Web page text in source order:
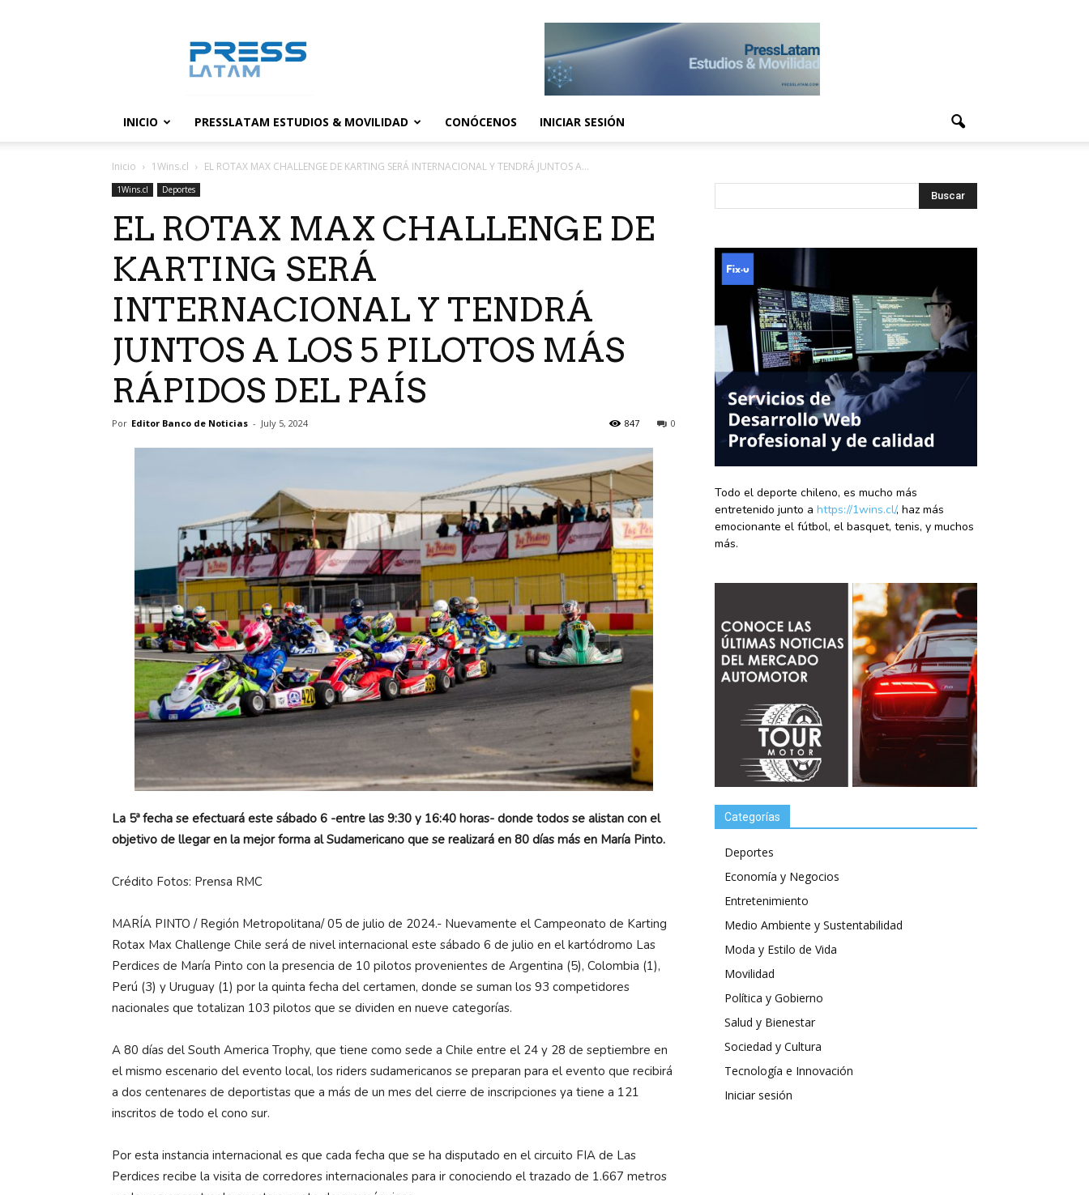
noticias
INICIO PRESSLATAM ESTUDIOS & MOVILIDAD CONÓCENOS INICIAR SESIÓN
Inicio 1Wins.cl EL ROTAX MAX CHALLENGE DE KARTING SERÁ INTERNACIONAL Y TENDRÁ JUNTOS A...
1Wins.cl Deportes
EL ROTAX MAX CHALLENGE DE
KARTING SERÁ
INTERNACIONAL Y TENDRÁ
JUNTOS A LOS 5 PILOTOS MÁS
RÁPIDOS DEL PAÍS
Por Editor Banco de Noticias - July 5, 2024 0
847
La 5ª fecha se efectuará este sábado 6 -entre las 9:30 y 16:40 horas- donde todos se alistan con el
objetivo de llegar en la mejor forma al Sudamericano que se realizará en 80 días más en María Pinto.
Crédito Fotos: Prensa RMC
MARÍA PINTO / Región Metropolitana/ 05 de julio de 2024.- Nuevamente el Campeonato de Karting
Rotax Max Challenge Chile será de nivel internacional este sábado 6 de julio en el kartódromo Las
Perdices de María Pinto con la presencia de 10 pilotos provenientes de Argentina (5), Colombia (1),
Perú (3) y Uruguay (1) por la quinta fecha del certamen, donde se suman los 93 competidores
nacionales que totalizan 103 pilotos que se dividen en nueve categorías.
A 80 días del South America Trophy, que tiene como sede a Chile entre el 24 y 28 de septiembre en
el mismo escenario del evento local, los riders sudamericanos se preparan para el evento que recibirá
a dos centenares de deportistas que a más de un mes del cierre de inscripciones ya tiene a 121
inscritos de todo el cono sur.
Por esta instancia internacional es que cada fecha que se ha disputado en el circuito FIA de Las
Perdices recibe la visita de corredores internacionales para ir conociendo el trazado de 1.667 metros
Todo el deporte chileno, es mucho más
entretenido junto a https://1wins.cl/, haz más
emocionante el fútbol, el basquet, tenis, y muchos
más.
Categorías
Deportes
Economía y Negocios
Entretenimiento
Medio Ambiente y Sustentabilidad
Moda y Estilo de Vida
Movilidad
Política y Gobierno
Salud y Bienestar
Sociedad y Cultura
Tecnología e Innovación
Iniciar sesión